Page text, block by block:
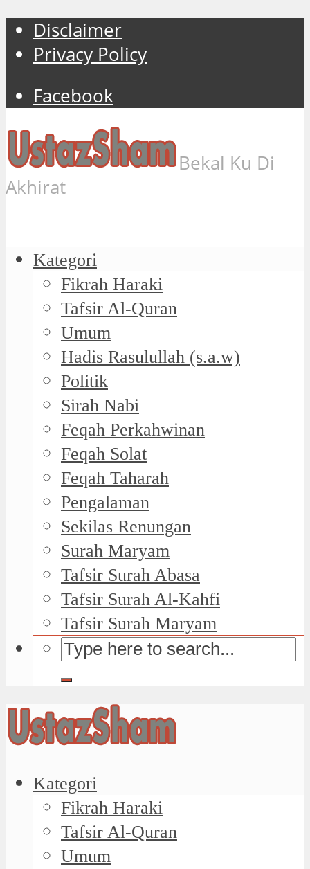
Disclaimer
Privacy Policy
Facebook
Bekal Ku Di
Akhirat
Kategori
Fikrah Haraki
Tafsir Al-Quran
Umum
Hadis Rasulullah (s.a.w)
Politik
Sirah Nabi
Feqah Perkahwinan
Feqah Solat
Feqah Taharah
Pengalaman
Sekilas Renungan
Surah Maryam
Tafsir Surah Abasa
Tafsir Surah Al-Kahfi
Tafsir Surah Maryam
Kategori
Fikrah Haraki
Tafsir Al-Quran
Umum